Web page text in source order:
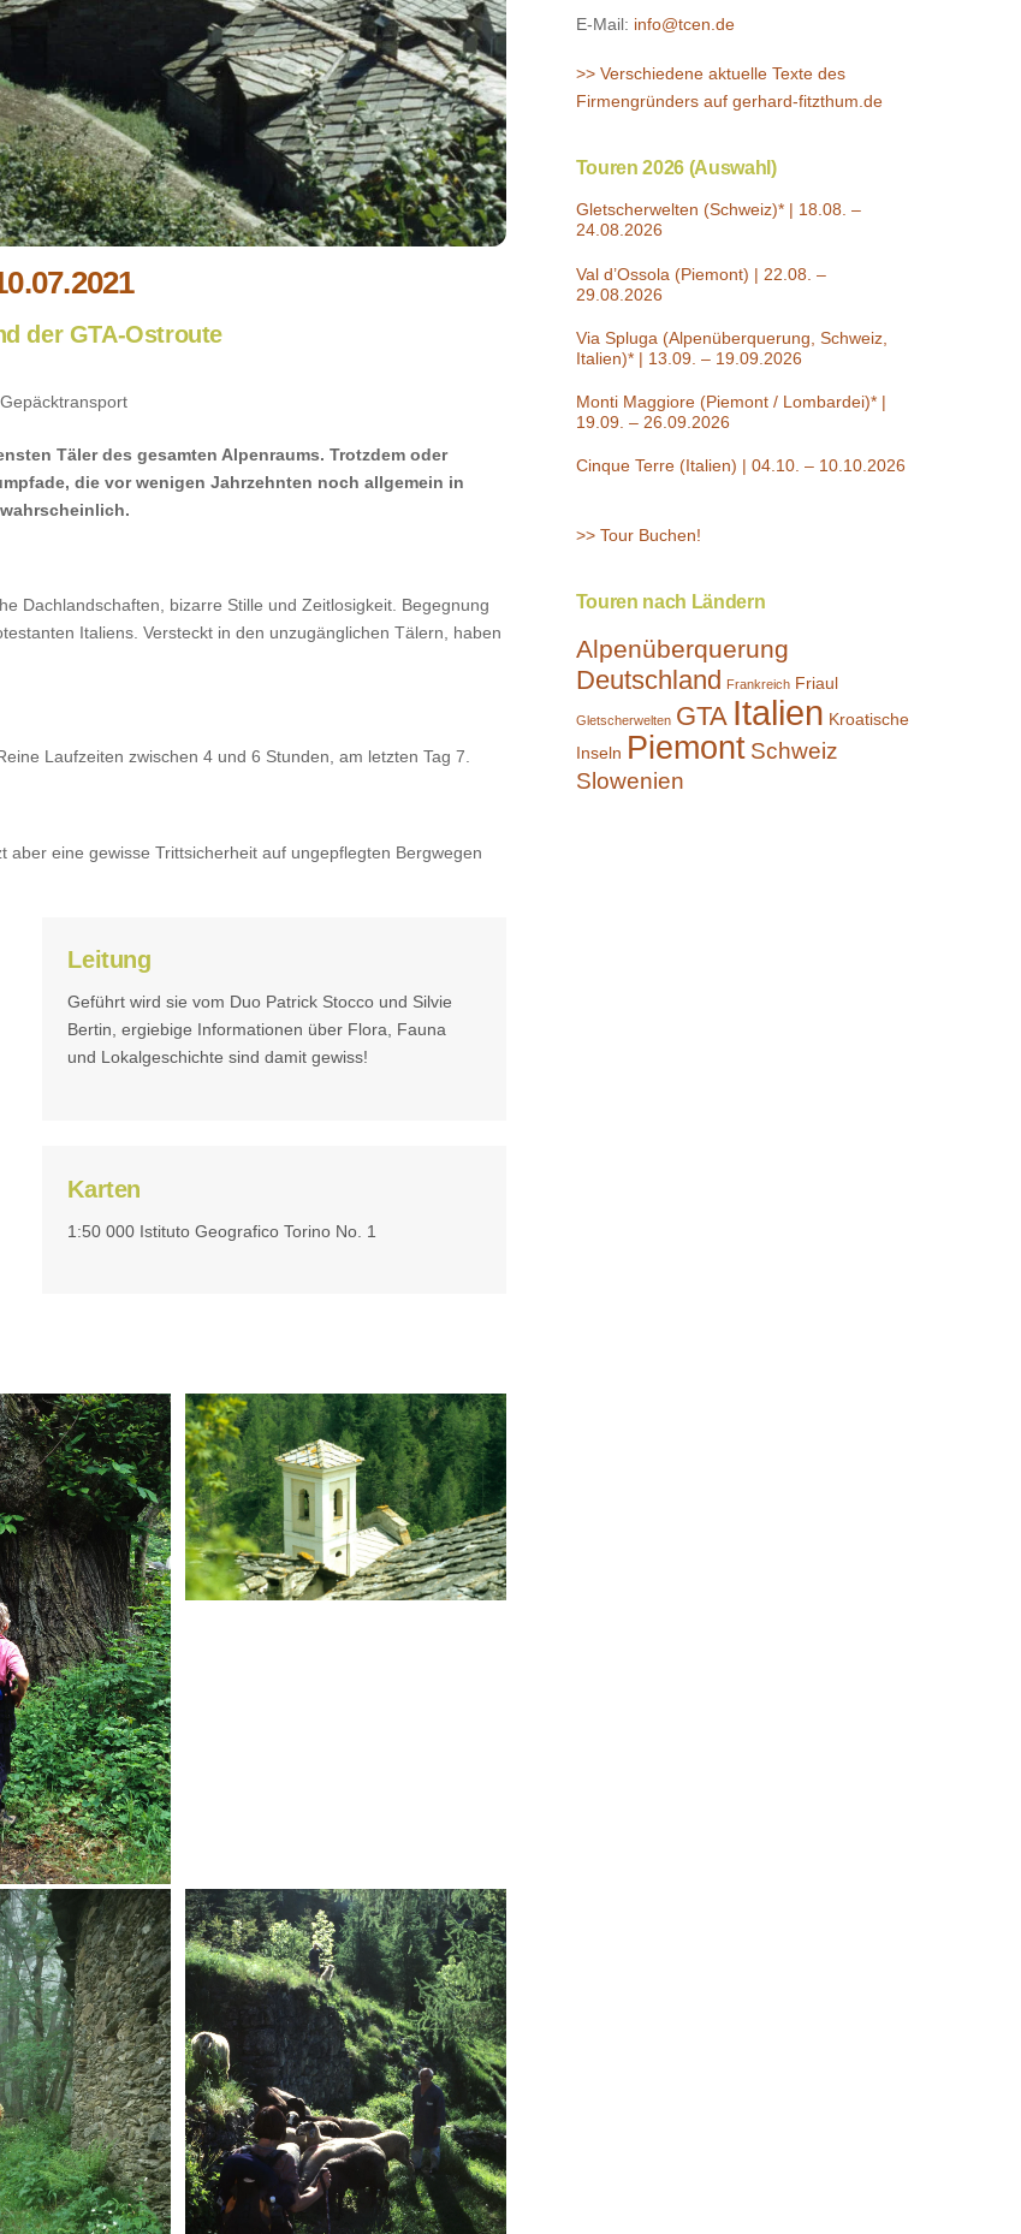
der GTA-Ostroute
Täler des gesamten Alpenraums. Trotzdem oder
die vor wenigen Jahrzehnten noch allgemein in
Dachlandschaften, bizarre Stille und Zeitlosigkeit. Begegnung
Italiens. Versteckt in den unzugänglichen Tälern, haben
Laufzeiten zwischen 4 und 6 Stunden, am letzten Tag 7.
eine gewisse Trittsicherheit auf ungepflegten Bergwegen
Leitung
Geführt wird sie vom Duo Patrick Stocco und Silvie
Bertin, ergiebige Informationen über Flora, Fauna
und Lokalgeschichte sind damit gewiss!
Karten
1:50 000 Istituto Geografico Torino No. 1
E-Mail: info@tcen.de
>> Verschiedene aktuelle Texte des
Firmengründers auf gerhard-fitzthum.de
Touren 2026 (Auswahl)
Gletscherwelten (Schweiz)* | 18.08. –
24.08.2026
Val d’Ossola (Piemont) | 22.08. –
29.08.2026
Via Spluga (Alpenüberquerung, Schweiz,
Italien)* | 13.09. – 19.09.2026
Monti Maggiore (Piemont / Lombardei)* |
19.09. – 26.09.2026
Cinque Terre (Italien) | 04.10. – 10.10.2026
>> Tour Buchen!
Touren nach Ländern
Alpenüberquerung
Deutschland Frankreich Friaul
Gletscherwelten GTA Italien Kroatische
Inseln Piemont Schweiz
Slowenien